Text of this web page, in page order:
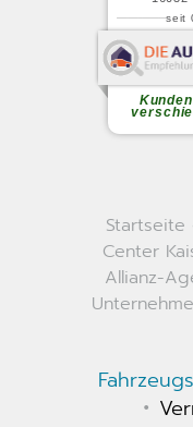
Startseite
Center
Allianz-
•